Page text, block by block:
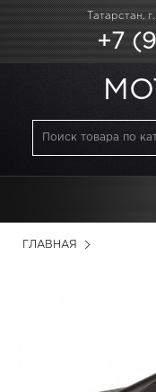
Татарстан,
+7
ГЛАВНАЯ